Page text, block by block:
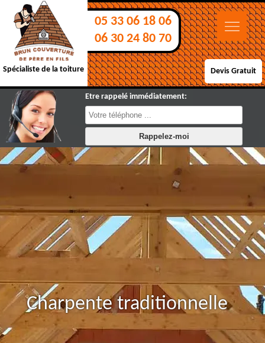
Spécialiste de la toiture
05 33 06 18 06
06 30 24 80 70
Devis Gratuit
Etre rappelé immédiatement:
Charpente traditionnelle